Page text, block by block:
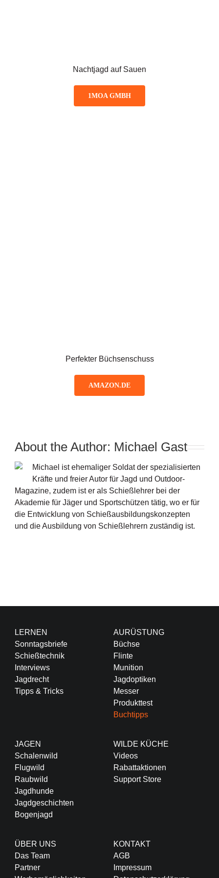
Nachtjagd auf Sauen
1MOA GMBH
Perfekter Büchsenschuss
AMAZON.DE
About the Author: Michael Gast
Michael ist ehemaliger Soldat der spezialisierten
Kräfte und freier Autor für Jagd und Outdoor-
Magazine, zudem ist er als Schießlehrer bei der
Akademie für Jäger und Sportschützen tätig, wo er für
die Entwicklung von Schießausbildungskonzepten
und die Ausbildung von Schießlehrern zuständig ist.
LERNEN
Sonntagsbriefe
Schießtechnik
Interviews
Jagdrecht
Tipps & Tricks
AURÜSTUNG
Büchse
Flinte
Munition
Jagdoptiken
Messer
Produkttest
Buchtipps
JAGEN
Schalenwild
Flugwild
Raubwild
Jagdhunde
Jagdgeschichten
Bogenjagd
WILDE KÜCHE
Videos
Rabattaktionen
Support Store
ÜBER UNS
Das Team
Partner
KONTAKT
AGB
Impressum